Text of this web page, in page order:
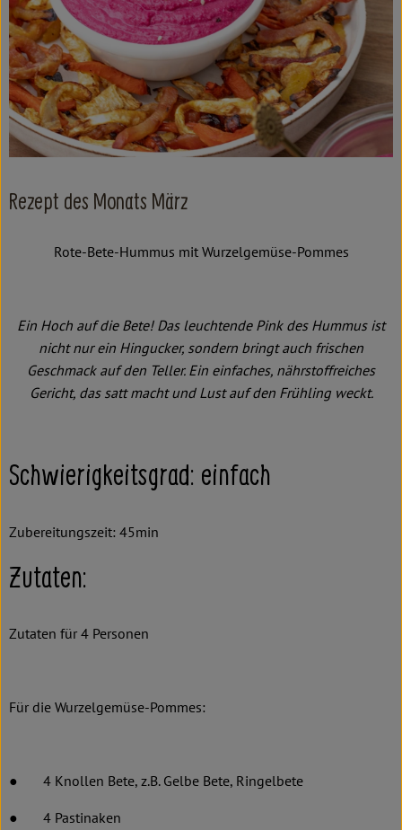
Kochen & Backen
Süß & Pikant
Getränke
Haushalt
Einkaufen
Rezept des Monats März
Rote-Bete-Hummus mit Wurzelgemüse-Pommes
Ein Hoch auf die Bete! Das leuchtende Pink des Hummus ist
nicht nur ein Hingucker, sondern bringt auch frischen
Geschmack auf den Teller. Ein einfaches, nährstoffreiches
Gericht, das satt macht und Lust auf den Frühling weckt.
Schwierigkeitsgrad: einfach
Zubereitungszeit: 45min
Zutaten:
Zutaten für 4 Personen
Für die Wurzelgemüse-Pommes:
● 4 Knollen Bete, z.B. Gelbe Bete, Ringelbete
● 4 Pastinaken